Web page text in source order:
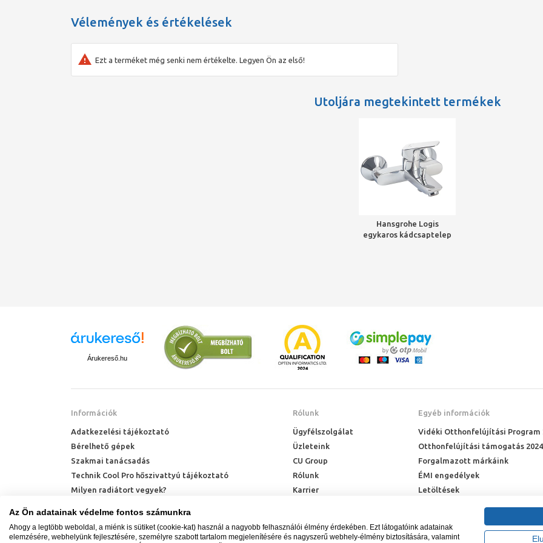
Vélemények és értékelések
Ezt a terméket még senki nem értékelte. Legyen Ön az első!
Utoljára megtekintett termékek
Hansgrohe Logis
egykaros kádcsaptelep
Árukereső.hu
Információk
Adatkezelési tájékoztató
Bérelhető gépek
Szakmai tanácsadás
Technik Cool Pro hőszivattyú tájékoztató
Milyen radiátort vegyek?
Rólunk
Ügyfélszolgálat
Üzleteink
CU Group
Rólunk
Karrier
Egyéb információk
Vidéki Otthonfelújítási Program
Otthonfelújítási támogatás 2024
Forgalmazott márkáink
ÉMI engedélyek
Letöltések
Az Ön adatainak védelme fontos számunkra
Ahogy a legtöbb weboldal, a miénk is sütiket (cookie-kat) használ a nagyobb felhasználói élmény érdekében. Ezt látogatóink adatainak
elemzésére, webhelyünk fejlesztésére, személyre szabott tartalom megjelenítésére és nagyszerű webhely-élmény biztosítására, valamint